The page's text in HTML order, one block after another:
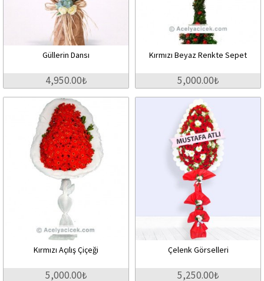
Güllerin Dansı
4,950.00₺
Kırmızı Beyaz Renkte Sepet
5,000.00₺
Kırmızı Açılış Çiçeği
5,000.00₺
Çelenk Görselleri
5,250.00₺